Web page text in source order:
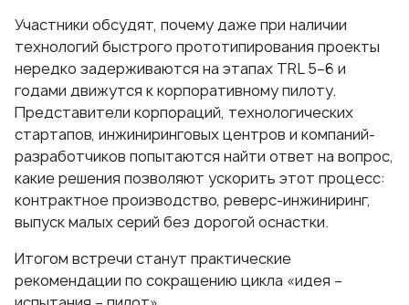
Участники обсудят, почему даже при наличии
технологий быстрого прототипирования проекты
нередко задерживаются на этапах TRL 5–6 и
годами движутся к корпоративному пилоту.
Представители корпораций, технологических
стартапов, инжиниринговых центров и компаний-
разработчиков попытаются найти ответ на вопрос,
какие решения позволяют ускорить этот процесс:
контрактное производство, реверс-инжиниринг,
выпуск малых серий без дорогой оснастки.
Итогом встречи станут практические
рекомендации по сокращению цикла «идея –